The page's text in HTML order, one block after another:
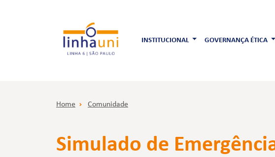
INSTITUCIONAL GOVERNANÇA ÉTICA
Home Comunidade
Simulado de